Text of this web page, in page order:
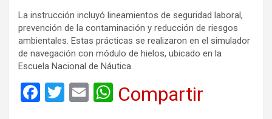
La instrucción incluyó lineamientos de seguridad laboral,
prevención de la contaminación y reducción de riesgos
ambientales. Estas prácticas se realizaron en el simulador
de navegación con módulo de hielos, ubicado en la
Escuela Nacional de Náutica.
F
T
E
W
Compartir